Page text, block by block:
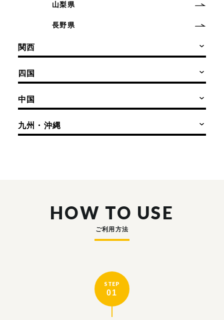
山梨県
長野県
関西
四国
中国
九州・沖縄
HOW TO USE
ご利用方法
STEP
01